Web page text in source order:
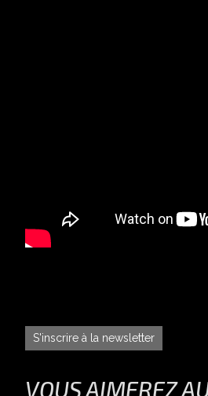
S'inscrire à la newsletter
VOUS AIMEREZ